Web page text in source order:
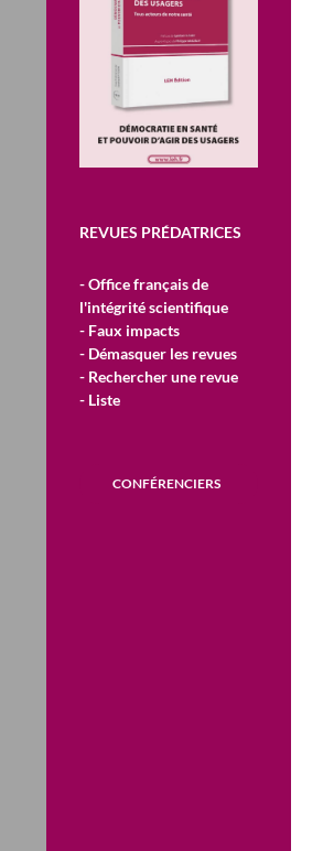
REVUES PRÉDATRICES
- Office français de
l'intégrité scientifique
- Faux impacts
- Démasquer les revues
- Rechercher une revue
- Liste
CONFÉRENCIERS